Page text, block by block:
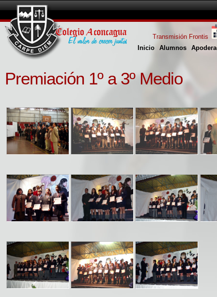
Inicio Alumnos
Transmisión Frontis
Premiación 1º a 3º Medio